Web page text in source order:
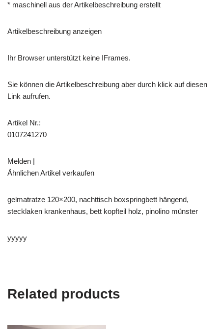
* maschinell aus der Artikelbeschreibung erstellt
Artikelbeschreibung anzeigen
Ihr Browser unterstützt keine IFrames.
Sie können die Artikelbeschreibung aber durch klick auf diesen
Link aufrufen.
Artikel Nr.:
0107241270
Melden |
Ähnlichen Artikel verkaufen
gelmatratze 120×200, nachttisch boxspringbett hängend,
stecklaken krankenhaus, bett kopfteil holz, pinolino münster
yyyyy
Related products